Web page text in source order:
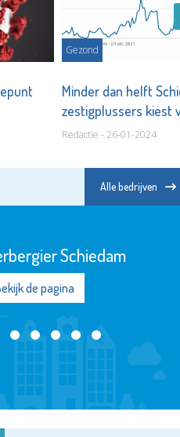
Gezond
Minder dan helft
zestigplussers kiest
Redactie - 26-01-2024
Alle bedrijven
Schiedam
de pagina